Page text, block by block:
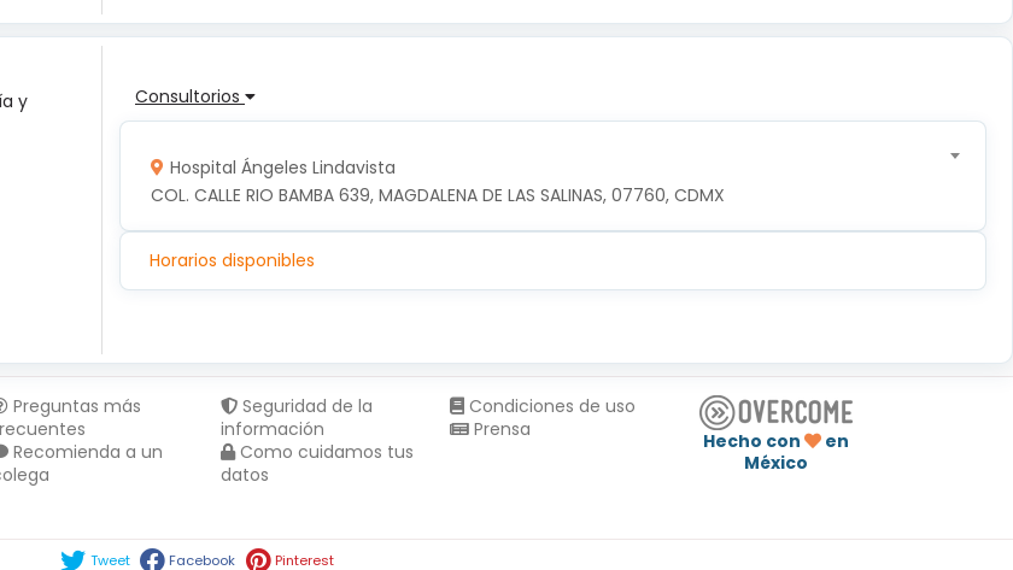
y
Consultorios
Hospital Ángeles Lindavista
COL. CALLE RIO BAMBA 639, MAGDALENA DE LAS SALINAS, 07760, CDMX
Horarios disponibles
Preguntas más
Recomienda a un
Seguridad de la
información
Como cuidamos tus
datos
Condiciones de uso
Prensa
Hecho con
en
México
Tweet Facebook Pinterest